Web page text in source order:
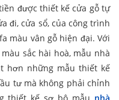
được thiết kế cửa gỗ tự
đi, cửa sổ, của công trình
màu vân gỗ hiện đại. Với
sắc hài hoà, mẫu nhà
hơn những mẫu thiết kế
tư mà không phải chỉnh